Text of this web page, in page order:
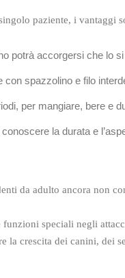
paziente, i vantaggi
potrà accorgersi che lo
spazzolino e filo
per mangiare, bere e
la durata e
da adulto ancora non
funzioni speciali negli
crescita dei canini, dei